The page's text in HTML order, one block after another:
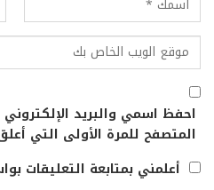
احفظ اسمي والبريد
المتصفح للمرة الأولى التي
أعلمني بمتابعة التعليقات